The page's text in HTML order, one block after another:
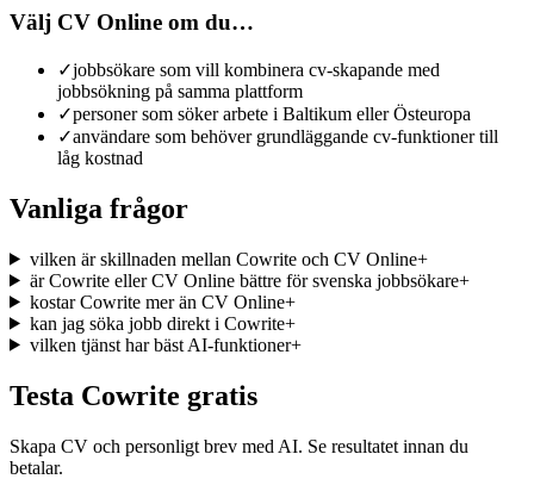
Välj CV Online om du…
✓jobbsökare som vill kombinera cv-skapande med
jobbsökning på samma plattform
✓personer som söker arbete i Baltikum eller Östeuropa
✓användare som behöver grundläggande cv-funktioner till
låg kostnad
Vanliga frågor
vilken är skillnaden mellan Cowrite och CV Online+
är Cowrite eller CV Online bättre för svenska jobbsökare+
kostar Cowrite mer än CV Online+
kan jag söka jobb direkt i Cowrite+
vilken tjänst har bäst AI-funktioner+
Testa Cowrite gratis
Skapa CV och personligt brev med AI. Se resultatet innan du
betalar.